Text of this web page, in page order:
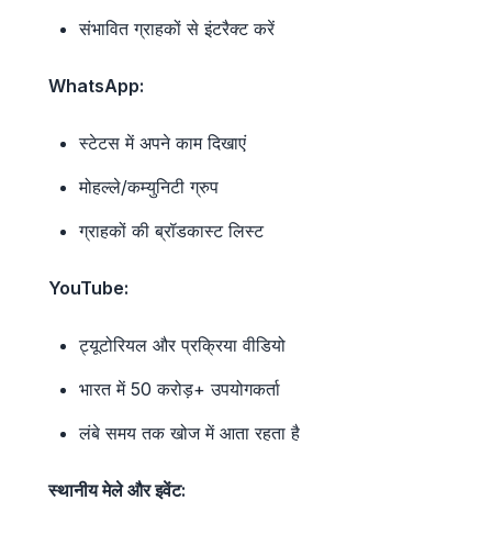
संभावित ग्राहकों से इंटरैक्ट करें
WhatsApp:
स्टेटस में अपने काम दिखाएं
मोहल्ले/कम्युनिटी ग्रुप
ग्राहकों की ब्रॉडकास्ट लिस्ट
YouTube:
ट्यूटोरियल और प्रक्रिया वीडियो
भारत में 50 करोड़+ उपयोगकर्ता
लंबे समय तक खोज में आता रहता है
स्थानीय मेले और इवेंट: